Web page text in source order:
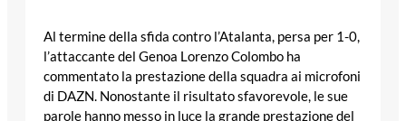
Al termine della sfida contro l’Atalanta, persa per 1-0,
l’attaccante del Genoa Lorenzo Colombo ha
commentato la prestazione della squadra ai microfoni
di DAZN. Nonostante il risultato sfavorevole, le sue
parole hanno messo in luce la grande prestazione del